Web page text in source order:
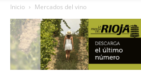
Inicio Mercados del vino